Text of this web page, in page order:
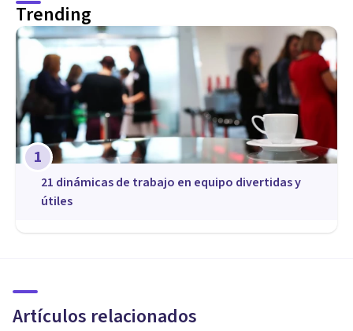
Trending
1
21 dinámicas de trabajo en equipo divertidas y
útiles
Artículos relacionados
y cuáles son sus beneficios